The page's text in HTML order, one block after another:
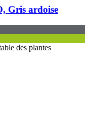
Gris ardoise
des plantes